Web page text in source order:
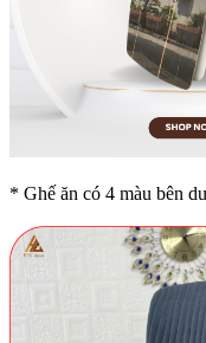
* Ghế ăn có 4 màu bên